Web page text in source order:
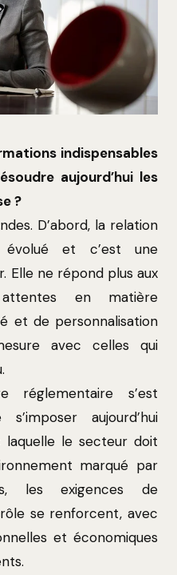
indispensables
aujourd’hui les
?
D’abord, la relation
et c’est une
Elle ne répond plus aux
en matière
et de personnalisation
avec celles qui
réglementaire s’est
aujourd’hui
le secteur doit
marqué par
les exigences de
se renforcent, avec
et économiques